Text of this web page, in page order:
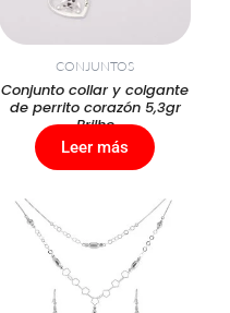
CONJUNTOS
Conjunto collar y colgante
de perrito corazón 5,3gr
Brilho
Leer más